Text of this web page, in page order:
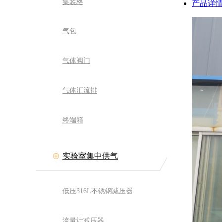
产品详
集装格
气包
气体阀门
气体汇流排
终端箱
实验室集中供气
低压316L不锈钢减压器